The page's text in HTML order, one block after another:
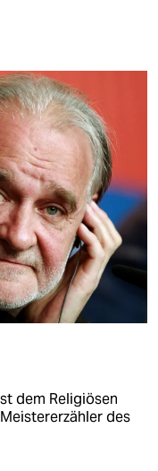
dem Religiösen
des